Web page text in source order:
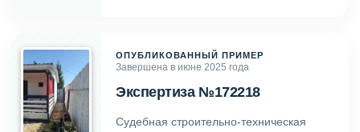
ОПУБЛИКОВАННЫЙ ПРИМЕР
Завершена в июне 2025 года
Экспертиза №172218
Судебная строительно-техническая